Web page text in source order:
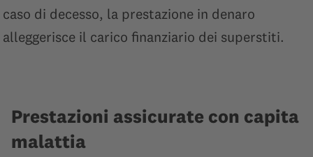
caso di decesso, la prestazione in denaro
alleggerisce il carico finanziario dei superstiti.
Prestazioni assicurate con capita
malattia